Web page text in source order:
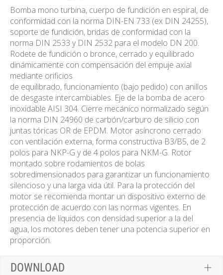
Bomba mono turbina, cuerpo de fundición en espiral, de
conformidad con la norma DIN-EN 733 (ex DIN 24255),
soporte de fundición, bridas de conformidad con la
norma DIN 2533 y DIN 2532 para el modelo DN 200.
Rodete de fundición o bronce, cerrado y equilibrado
dinámicamente con compensación del empuje axial
mediante orificios
de equilibrado, funcionamiento (bajo pedido) con anillos
de desgaste intercambiables. Eje de la bomba de acero
inoxidable AISI 304. Cierre mecánico normalizado según
la norma DIN 24960 de carbón/carburo de silicio con
juntas tóricas OR de EPDM. Motor asíncrono cerrado
con ventilación externa, forma constructiva B3/B5, de 2
polos para NKP-G y de 4 polos para NKM-G. Rotor
montado sobre rodamientos de bolas
sobredimensionados para garantizar un funcionamiento
silencioso y una larga vida útil. Para la protección del
motor se recomienda montar un dispositivo externo de
protección de acuerdo con las normas vigentes. En
presencia de líquidos con densidad superior a la del
agua, los motores deben tener una potencia superior en
proporción.
DOWNLOAD